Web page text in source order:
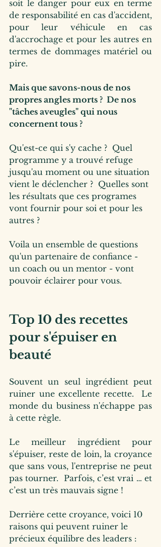
soit le danger pour eux en terme
de responsabilité en cas d'accident,
pour leur véhicule en cas
d'accrochage et pour les autres en
termes de dommages matériel ou
pire.
Mais que savons-nous de nos
propres angles morts ?  De nos
"tâches aveugles" qui nous
concernent tous ?
Qu'est-ce qui s'y cache ?  Quel
programme y a trouvé refuge
jusqu'au moment ou une situation
vient le déclencher ?  Quelles sont
les résultats que ces programes
vont fournir pour soi et pour les
autres ?
Voila un ensemble de questions
qu'un partenaire de confiance -
un coach ou un mentor - vont
pouvoir éclairer pour vous.
Top 10 des recettes
pour s'épuiser en
beauté
Souvent un seul ingrédient peut
ruiner une excellente recette.  Le
monde du business n'échappe pas
à cette règle.
Le meilleur ingrédient pour
s'épuiser, reste de loin, la croyance
que sans vous, l'entreprise ne peut
pas tourner.  Parfois, c’est vrai … et
c’est un très mauvais signe !
Derrière cette croyance, voici 10
raisons qui peuvent ruiner le
précieux équilibre des leaders :